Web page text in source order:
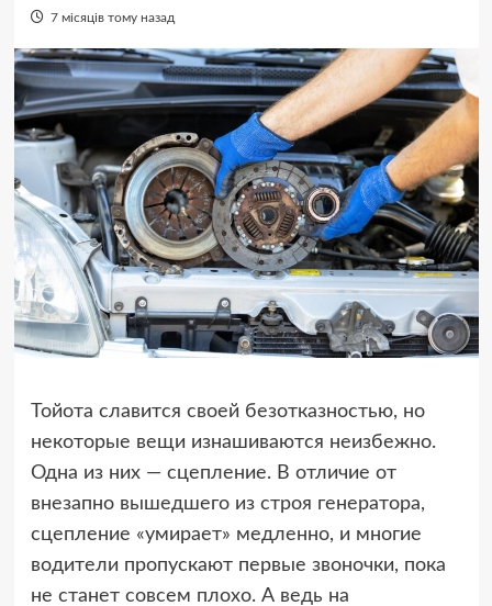
7 місяців тому назад
Тойота славится своей безотказностью, но
некоторые вещи изнашиваются неизбежно.
Одна из них — сцепление. В отличие от
внезапно вышедшего из строя генератора,
сцепление «умирает» медленно, и многие
водители пропускают первые звоночки, пока
не станет совсем плохо. А ведь на